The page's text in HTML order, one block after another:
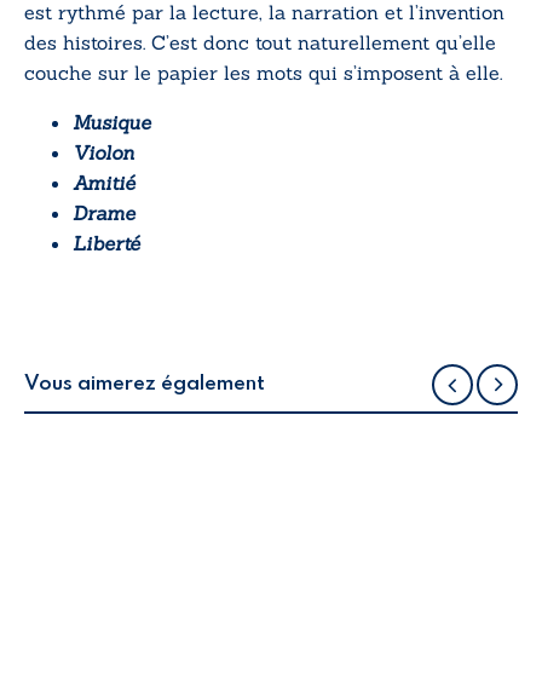
est rythmé par la lecture, la narration et l’invention
des histoires. C’est donc tout naturellement qu’elle
couche sur le papier les mots qui s’imposent à elle.
Musique
Violon
Amitié
Drame
Liberté
Vous aimerez également